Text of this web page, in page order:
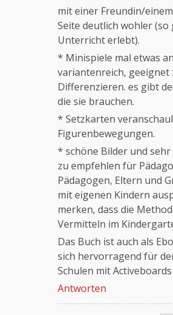
mit einer Freundin/
Seite deutlich wohler (so
Unterricht erlebt).
* Minispiele mal etwas
variantenreich, geeignet
Differenzieren. es gibt
die sie brauchen.
* Setzkarten
Figurenbewegungen.
* schöne Bilder und sehr
zu empfehlen für
Pädagogen, Eltern und
mit eigenen Kindern
merken, dass die
Vermitteln im
Das Buch ist auch als
sich hervorragend für
Schulen mit
Antworten